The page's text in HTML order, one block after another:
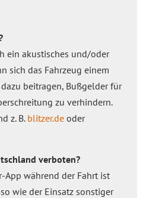
ein akustisches und/oder
sich das Fahrzeug einem
beitragen, Bußgelder für
zu verhindern.
z. B. blitzer.de oder
verboten?
App während der Fahrt ist
wie der Einsatz sonstiger